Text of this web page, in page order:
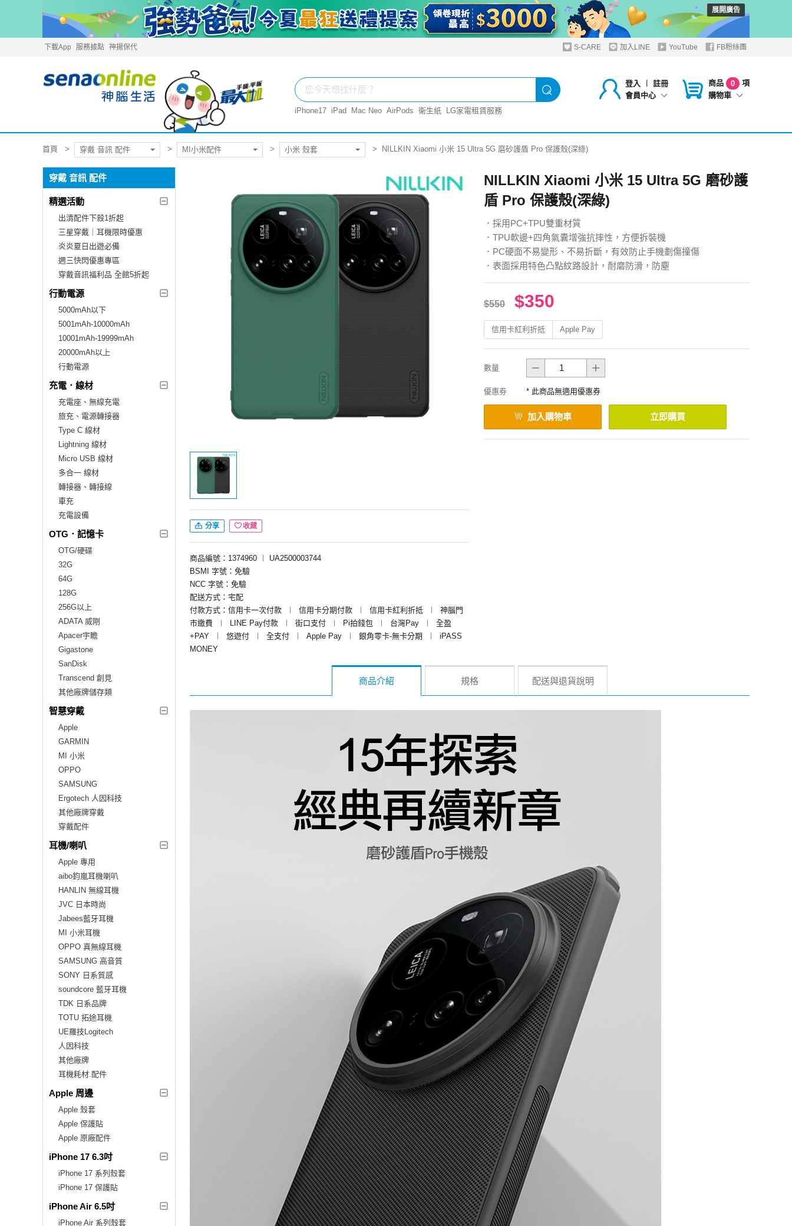
展開廣告
下載App 服務據點 神揚保代 S-CARE 加入LINE YouTube FB粉絲團
登入 ︱
註冊
會員中心
商品 0
項
購物車
iPhone17 iPad Mac Neo AirPods 衛生紙 LG家電租賃服務
首頁 穿戴 音訊 配件 MI小米配件 小米 殼套 NILLKIN Xiaomi 小米 15 Ultra 5G 磨砂護盾 Pro 保護殼(深綠)
穿戴 音訊 配件
精選活動
出清配件下殺1折起
三星穿戴｜耳機限時優惠
炎炎夏日出遊必備
週三快閃優惠專區
穿戴音訊福利品 全館5折起
行動電源
5000mAh以下
5001mAh-10000mAh
10001mAh-19999mAh
20000mAh以上
行動電源
充電．線材
充電座、無線充電
旅充、電源轉接器
Type C 線材
Lightning 線材
Micro USB 線材
多合一 線材
轉接器、轉接線
車充
充電設備
OTG．記憶卡
OTG/硬碟
32G
64G
128G
256G以上
ADATA 威剛
Apacer宇瞻
Gigastone
SanDisk
Transcend 創見
其他廠牌儲存類
智慧穿戴
Apple
GARMIN
MI 小米
OPPO
SAMSUNG
Ergotech 人因科技
其他廠牌穿戴
穿戴配件
耳機/喇叭
Apple 專用
aibo鈞嵐耳機喇叭
HANLIN 無線耳機
JVC 日本時尚
Jabees藍牙耳機
MI 小米耳機
OPPO 真無線耳機
SAMSUNG 高音質
SONY 日系質感
soundcore 藍牙耳機
TDK 日系品牌
TOTU 拓途耳機
UE羅技Logitech
人因科技
其他廠牌
耳機耗材.配件
Apple 周邊
Apple 殼套
Apple 保護貼
Apple 原廠配件
iPhone 17 6.3吋
iPhone 17 系列殼套
iPhone 17 保護貼
iPhone Air 6.5吋
iPhone Air 系列殼套
分享 收藏
商品編號：1374960 ︱
UA2500003744
BSMI 字號：免驗
NCC 字號：免驗
配送方式：宅配
付款方式：信用卡一次付款
︱ 信用卡分期付款 ︱ 信用卡紅利折抵 ︱
神腦門
市繳費
︱ LINE Pay付款 ︱ 街口支付 ︱ Pi拍錢包 ︱ 台灣Pay ︱
全盈
+PAY
︱ 悠遊付 ︱ 全支付 ︱ Apple Pay ︱ 銀角零卡-無卡分期 ︱
iPASS
MONEY
NILLKIN Xiaomi 小米 15 Ultra 5G 磨砂護
盾 Pro 保護殼(深綠)
．採用PC+TPU雙重材質
．TPU軟邊+四角氣囊增強抗摔性，方便拆裝機
．PC硬面不易變形、不易折斷，有效防止手機劃傷撞傷
．表面採用特色凸點紋路設計，耐磨防滑，防塵
$550 $350
信用卡紅利折抵 Apple Pay
數量
優惠券 * 此商品無適用優惠券
加入購物車 立即購買
商品介紹 規格 配送與退貨說明